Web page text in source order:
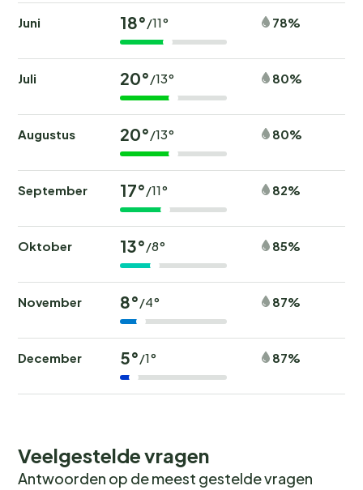
Juni 18°/11° 78%
Juli 20°/13° 80%
Augustus 20°/13° 80%
September 17°/11° 82%
Oktober 13°/8° 85%
November 8°/4° 87%
December 5°/1° 87%
Veelgestelde vragen
Antwoorden op de meest gestelde vragen